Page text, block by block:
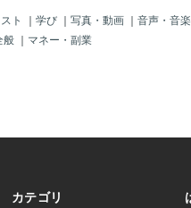
ト ｜ 学び ｜ 写真・動画 ｜ 音声・音楽
般 ｜ マネー・副業